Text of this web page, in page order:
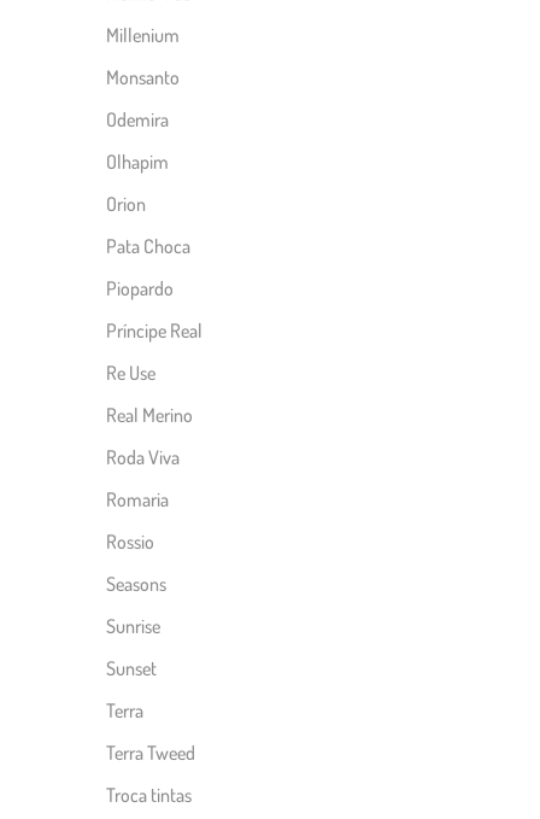
Millenium
Monsanto
Odemira
Olhapim
Orion
Pata Choca
Piopardo
Príncipe Real
Re Use
Real Merino
Roda Viva
Romaria
Rossio
Seasons
Sunrise
Sunset
Terra
Terra Tweed
Troca tintas